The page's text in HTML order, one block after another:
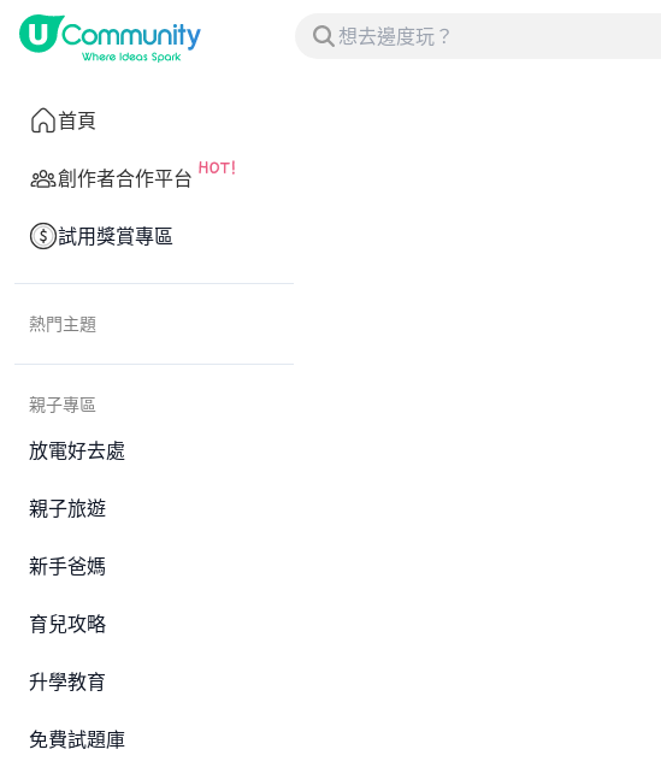
首頁
創作者合作平台
試用獎賞專區
熱門主題
親子專區
放電好去處
親子旅遊
新手爸媽
育兒攻略
升學教育
免費試題庫